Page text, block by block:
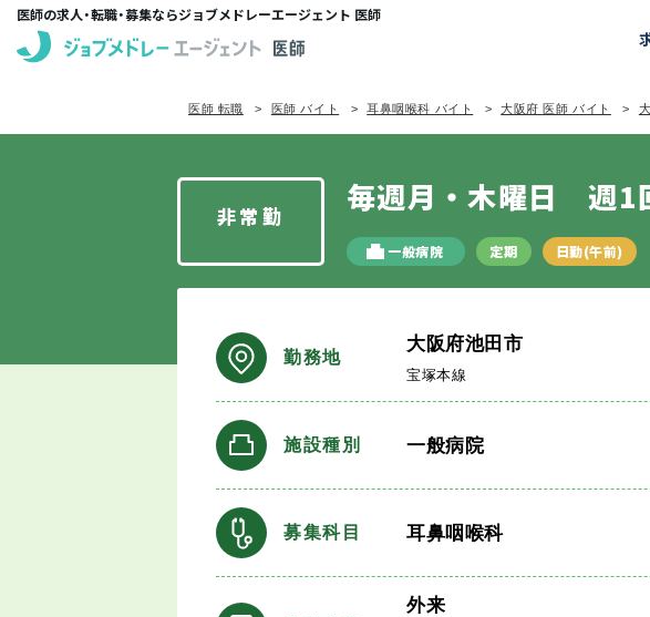
医師の求人・転職・募集ならジョブメドレーエージェント 医師
医師 転職 医師 バイト 耳鼻咽喉科 バイト 大阪府 医師 バイト
非常勤 毎週月・木曜日 週
一般病院 定期 日勤(午前)
勤務地
大阪府池田市
宝塚本線
施設種別 一般病院
募集科目 耳鼻咽喉科
外来